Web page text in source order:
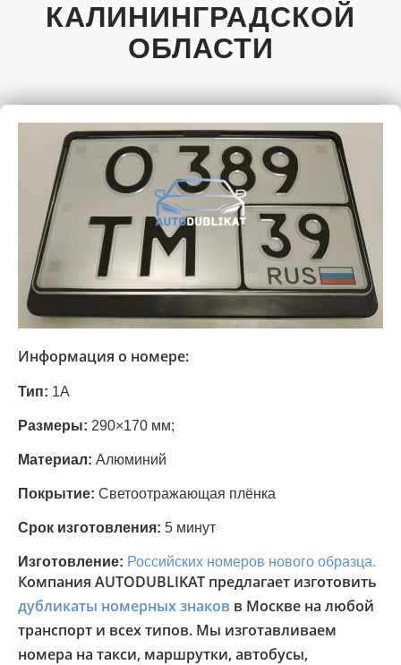
КАЛИНИНГРАДСКОЙ
ОБЛАСТИ
Информация о номере:
Тип: 1А
Размеры: 290×170 мм;
Материал: Алюминий
Покрытие: Светоотражающая плёнка
Срок изготовления: 5 минут
Изготовление: Российских номеров нового образца.
Компания AUTODUBLIKAT предлагает изготовить
дубликаты номерных знаков в Москве на любой
транспорт и всех типов. Мы изготавливаем
номера на такси, маршрутки, автобусы,